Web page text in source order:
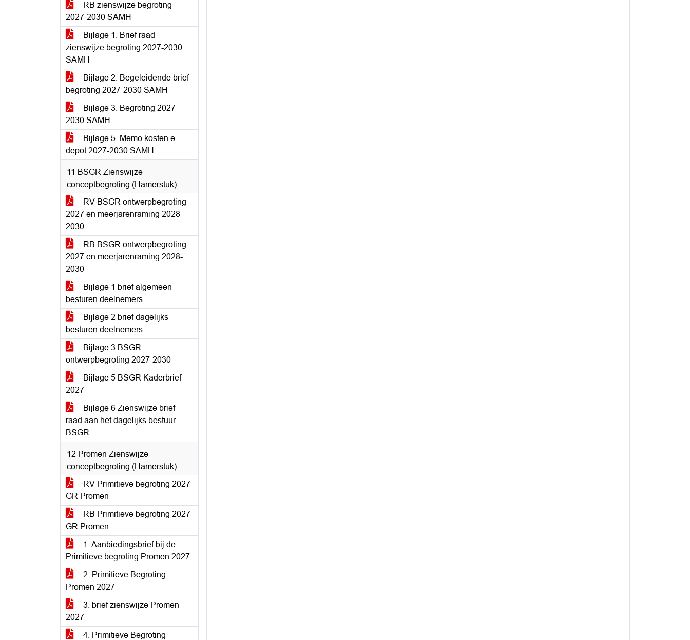
RB zienswijze begroting
2027-2030 SAMH
Bijlage 1. Brief raad
zienswijze begroting 2027-2030
SAMH
Bijlage 2. Begeleidende brief
begroting 2027-2030 SAMH
Bijlage 3. Begroting 2027-
2030 SAMH
Bijlage 5. Memo kosten e-
depot 2027-2030 SAMH
11 BSGR Zienswijze
conceptbegroting (Hamerstuk)
RV BSGR ontwerpbegroting
2027 en meerjarenraming 2028-
2030
RB BSGR ontwerpbegroting
2027 en meerjarenraming 2028-
2030
Bijlage 1 brief algemeen
besturen deelnemers
Bijlage 2 brief dagelijks
besturen deelnemers
Bijlage 3 BSGR
ontwerpbegroting 2027-2030
Bijlage 5 BSGR Kaderbrief
2027
Bijlage 6 Zienswijze brief
raad aan het dagelijks bestuur
BSGR
12 Promen Zienswijze
conceptbegroting (Hamerstuk)
RV Primitieve begroting 2027
GR Promen
RB Primitieve begroting 2027
GR Promen
1. Aanbiedingsbrief bij de
Primitieve begroting Promen 2027
2. Primitieve Begroting
Promen 2027
3. brief zienswijze Promen
2027
4. Primitieve Begroting